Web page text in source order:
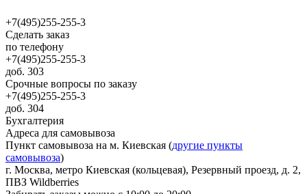
+7(495)255-255-3
Сделать заказ
по телефону
+7(495)255-255-3
доб. 303
Срочные вопросы по заказу
+7(495)255-255-3
доб. 304
Бухгалтерия
Адреса для самовывоза
Пункт самовывоза на м. Киевская (другие пункты
самовывоза)
г. Москва, метро Киевская (кольцевая), Резервный проезд, д. 2,
ПВЗ Wildberries